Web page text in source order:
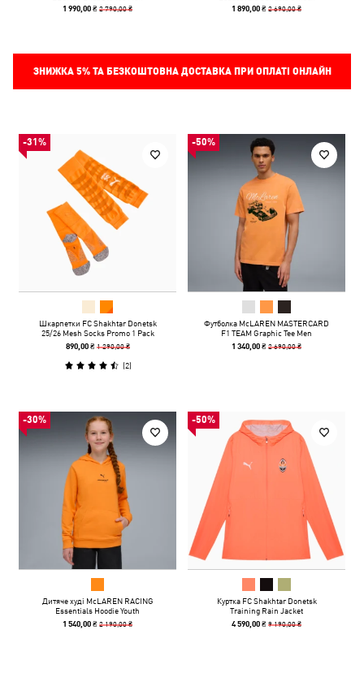
1 990,00 ₴2 790,00 ₴ 1 890,00 ₴2 690,00 ₴
ЗНИЖКА 5%ТА БЕЗКОШТОВНА ДОСТАВКА ПРИ ОПЛАТІ ОНЛАЙН
-31%
Шкарпетки FC Shakhtar Donetsk
25/26 Mesh Socks Promo 1 Pack
890,00 ₴ 1 290,00 ₴
(2)
-50%
Футболка McLAREN MASTERCARD
F1 TEAM Graphic Tee Men
1 340,00 ₴2 690,00 ₴
-30%
Дитяче худі McLAREN RACING
Essentials Hoodie Youth
1 540,00 ₴2 190,00 ₴
-50%
Куртка FC Shakhtar Donetsk
Training Rain Jacket
4 590,00 ₴9 190,00 ₴